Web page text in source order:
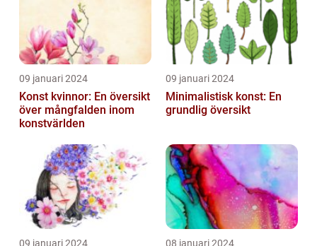
09 januari 2024
Konst kvinnor: En översikt
över mångfalden inom
konstvärlden
09 januari 2024
Minimalistisk konst: En
grundlig översikt
09 januari 2024 08 januari 2024